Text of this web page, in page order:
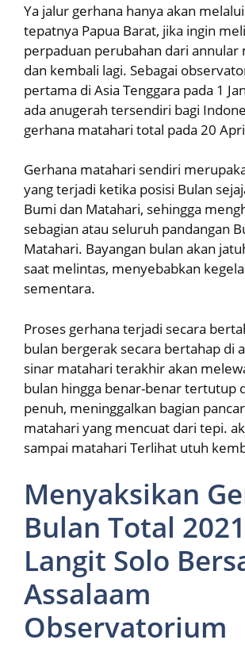
Ya jalur gerhana hanya akan
tepatnya Papua Barat, jika ingin
perpaduan perubahan dari annular
dan kembali lagi. Sebagai
pertama di Asia Tenggara pada 1
ada anugerah tersendiri bagi
gerhana matahari total pada 20
Gerhana matahari sendiri
yang terjadi ketika posisi Bulan
Bumi dan Matahari, sehingga
sebagian atau seluruh pandangan
Matahari. Bayangan bulan akan
saat melintas, menyebabkan
sementara.
Proses gerhana terjadi secara
bulan bergerak secara bertahap di
sinar matahari terakhir akan
bulan hingga benar-benar tertutup
penuh, meninggalkan bagian
matahari yang mencuat dari tepi.
sampai matahari Terlihat utuh
Menyaksikan
Bulan Total
Langit Solo
Assalaam
Observatorium